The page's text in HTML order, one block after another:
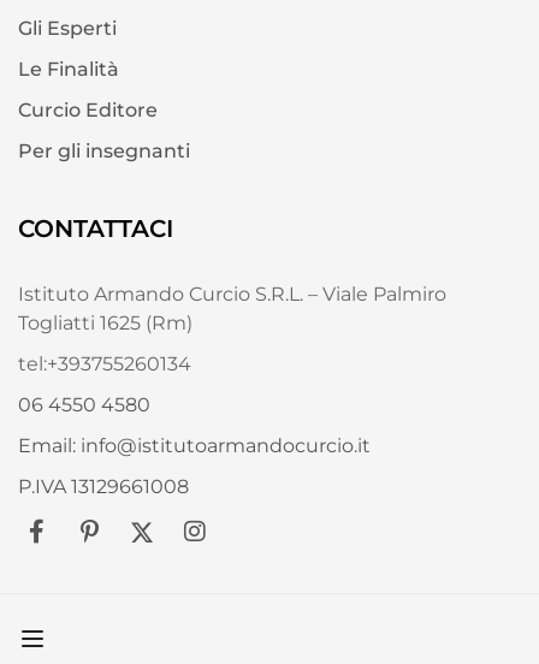
Gli Esperti
Le Finalità
Curcio Editore
Per gli insegnanti
CONTATTACI
Istituto Armando Curcio S.R.L. – Viale Palmiro
Togliatti 1625 (Rm)
tel:+393755260134
06 4550 4580
Email: info@istitutoarmandocurcio.it
P.IVA 13129661008